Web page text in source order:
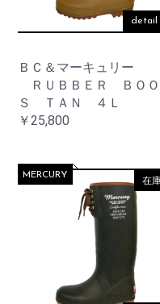
detail
ＢＣ＆マーキュリー
ＲＵＢＢＥＲ ＢＯＯ
Ｓ ＴＡＮ ４Ｌ
￥25,800
在
MERCURY